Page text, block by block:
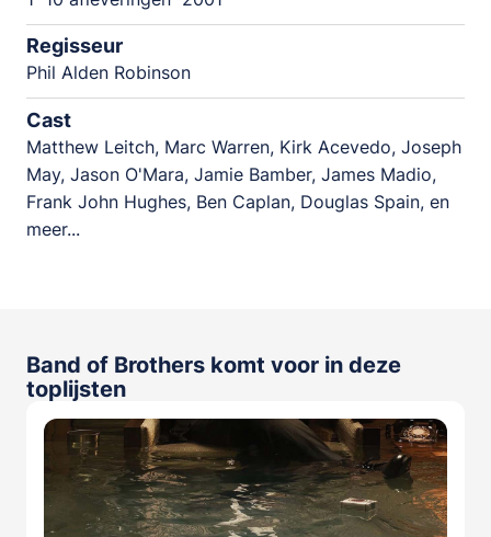
Regisseur
Phil Alden Robinson
Cast
Matthew Leitch, Marc Warren, Kirk Acevedo, Joseph
May, Jason O'Mara, Jamie Bamber, James Madio,
Frank John Hughes, Ben Caplan, Douglas Spain, en
meer...
Band of Brothers komt voor in deze
toplijsten